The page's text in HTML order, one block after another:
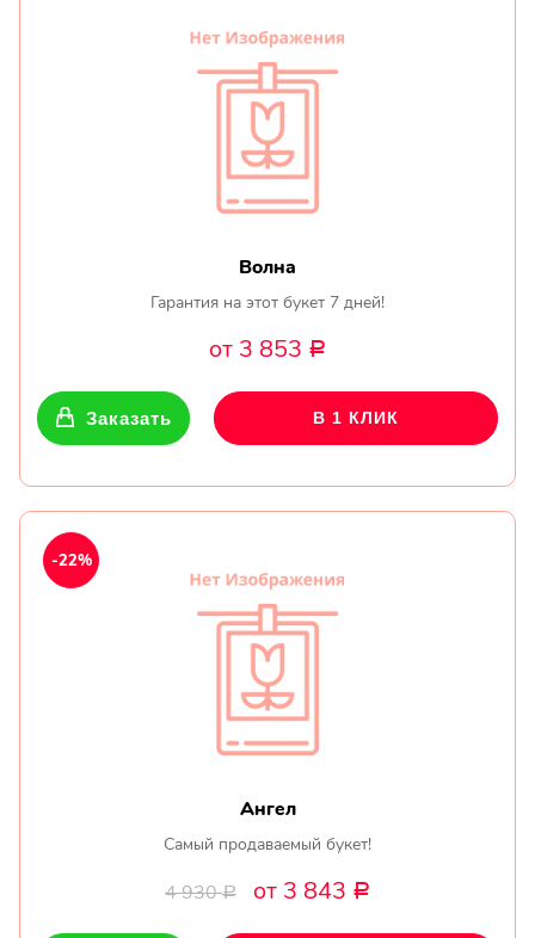
Волна
Гарантия на этот букет 7 дней!
от 3 853 Р
Заказать В 1 КЛИК
Ангел
Самый продаваемый букет!
4 930Р от 3 843 Р
-22%